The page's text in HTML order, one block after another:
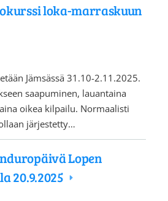
loka-marraskuun
Jämsässä 31.10-2.11.2025.
saapuminen, lauantaina
oikea kilpailu. Normaalisti
järjestetty…
Lopen
20.9.2025